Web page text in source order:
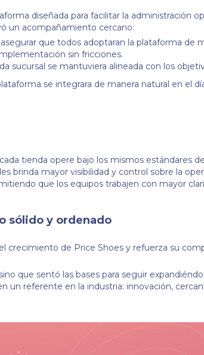
diseñada para facilitar la administración
un acompañamiento cercano:
que todos adoptaran la plataforma de
sin fricciones.
sucursal se mantuviera alineada con los
se integrara de manera natural en el
tienda opere bajo los mismos estándares
brinda mayor visibilidad y control sobre la
que los equipos trabajen con mayor
sólido y ordenado
crecimiento de Price Shoes y refuerza su
que sentó las bases para seguir
un referente en la industria: innovación,